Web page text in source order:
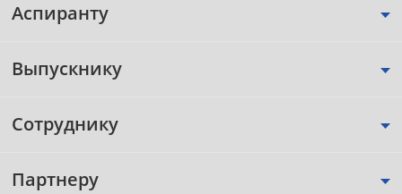
Аспиранту
Выпускнику
Сотруднику
Партнеру